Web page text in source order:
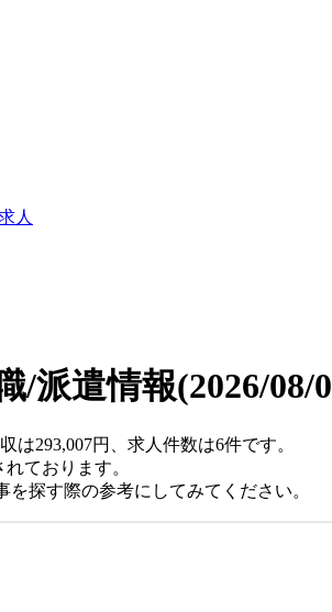
人
/派遣情報(2026/08/
293,007円、求人件数は6件です。
ております。
探す際の参考にしてみてください。